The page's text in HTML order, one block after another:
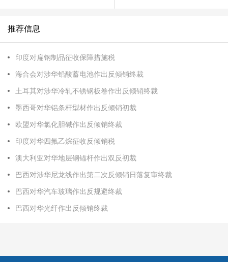
推荐信息
印度对扁钢制品征收保障措施税
海合会对涉华铅酸蓄电池作出反倾销终裁
土耳其对涉华冷轧不锈钢板卷作出反倾销终裁
墨西哥对华铝条杆型材作出反倾销初裁
欧盟对华氯化胆碱作出反倾销终裁
印度对华四氟乙烷征收反倾销税
澳大利亚对华地层钢锚杆作出双反初裁
巴西对涉华尼龙线作出第二次反倾销日落复审终裁
巴西对华汽车玻璃作出反规避终裁
巴西对华光纤作出反倾销终裁